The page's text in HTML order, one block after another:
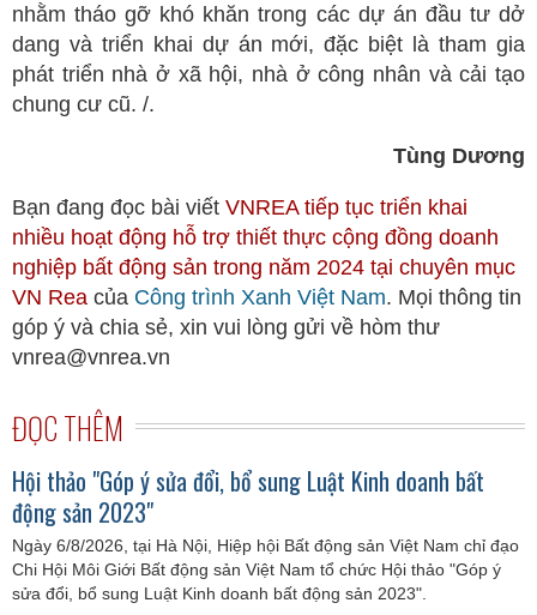
nhằm tháo gỡ khó khăn trong các dự án đầu tư dở
dang và triển khai dự án mới, đặc biệt là tham gia
phát triển nhà ở xã hội, nhà ở công nhân và cải tạo
chung cư cũ. /.
Tùng Dương
Bạn đang đọc bài viết VNREA tiếp tục triển khai
nhiều hoạt động hỗ trợ thiết thực cộng đồng doanh
nghiệp bất động sản trong năm 2024 tại chuyên mục
VN Rea của Công trình Xanh Việt Nam. Mọi thông tin
góp ý và chia sẻ, xin vui lòng gửi về hòm thư
vnrea@vnrea.vn
ĐỌC THÊM
Hội thảo "Góp ý sửa đổi, bổ sung Luật Kinh doanh bất
động sản 2023"
Ngày 6/8/2026, tại Hà Nội, Hiệp hội Bất động sản Việt Nam chỉ đạo
Chi Hội Môi Giới Bất động sản Việt Nam tổ chức Hội thảo "Góp ý
sửa đổi, bổ sung Luật Kinh doanh bất động sản 2023".